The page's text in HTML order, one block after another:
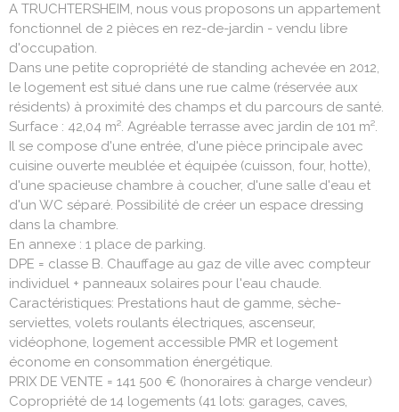
A TRUCHTERSHEIM, nous vous proposons un appartement
fonctionnel de 2 pièces en rez-de-jardin - vendu libre
d'occupation.
Dans une petite copropriété de standing achevée en 2012,
le logement est situé dans une rue calme (réservée aux
résidents) à proximité des champs et du parcours de santé.
Surface : 42,04 m². Agréable terrasse avec jardin de 101 m².
Il se compose d'une entrée, d'une pièce principale avec
cuisine ouverte meublée et équipée (cuisson, four, hotte),
d'une spacieuse chambre à coucher, d'une salle d'eau et
d'un WC séparé. Possibilité de créer un espace dressing
dans la chambre.
En annexe : 1 place de parking.
DPE = classe B. Chauffage au gaz de ville avec compteur
individuel + panneaux solaires pour l'eau chaude.
Caractéristiques: Prestations haut de gamme, sèche-
serviettes, volets roulants électriques, ascenseur,
vidéophone, logement accessible PMR et logement
économe en consommation énergétique.
PRIX DE VENTE = 141 500 € (honoraires à charge vendeur)
Copropriété de 14 logements (41 lots: garages, caves,